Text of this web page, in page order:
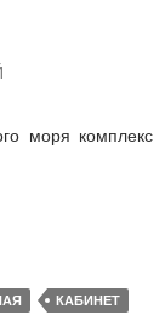
моря комплекс
КАБИНЕТ